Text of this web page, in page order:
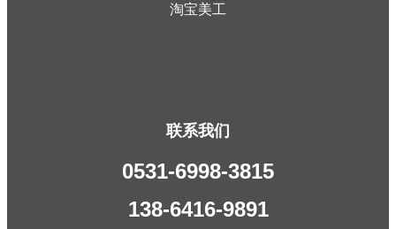
淘宝美工
联系我们
0531-6998-3815
138-6416-9891